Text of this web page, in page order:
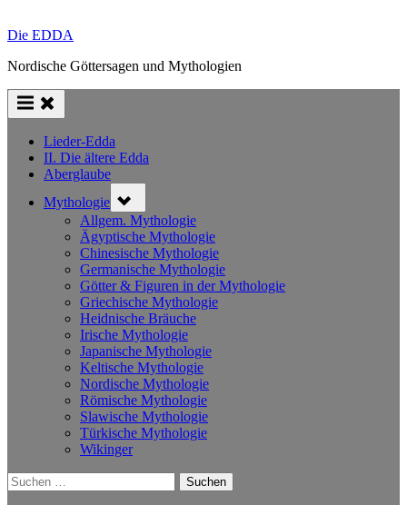
Die EDDA
Nordische Göttersagen und Mythologien
Lieder-Edda
II. Die ältere Edda
Aberglaube
Mythologie sub-
menu
Allgem. Mythologie
Ägyptische Mythologie
Chinesische Mythologie
Germanische Mythologie
Götter & Figuren in der Mythologie
Griechische Mythologie
Heidnische Bräuche
Irische Mythologie
Japanische Mythologie
Keltische Mythologie
Nordische Mythologie
Römische Mythologie
Slawische Mythologie
Türkische Mythologie
Wikinger
Suchen
nach: